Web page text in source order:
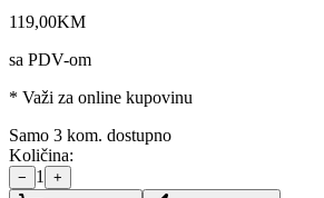
119,00KM
sa PDV-om
* Važi za online kupovinu
Samo 3 kom. dostupno
Količina:
− 1 +